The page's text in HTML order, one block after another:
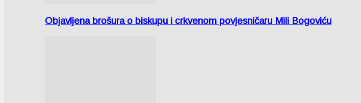
Objavljena brošura o biskupu i crkvenom povjesničaru Mili Bogoviću